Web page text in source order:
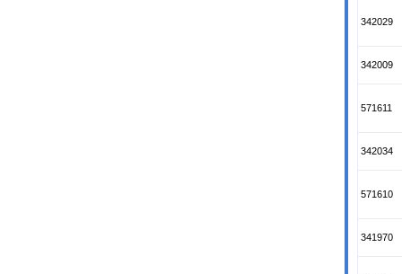
342029
342009
571611
342034
571610
341970